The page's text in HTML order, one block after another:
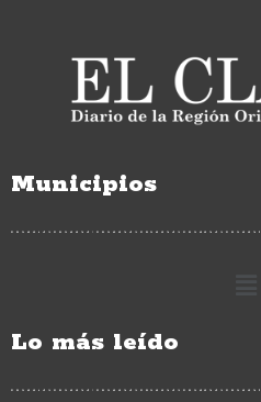
Municipios
Lo más leído